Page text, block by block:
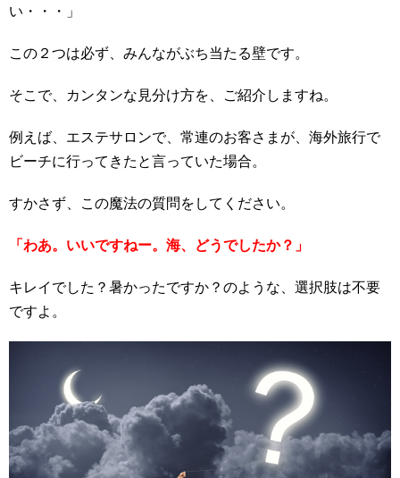
い・・・」
この２つは必ず、みんながぶち当たる壁です。
そこで、カンタンな見分け方を、ご紹介しますね。
例えば、エステサロンで、常連のお客さまが、海外旅行で
ビーチに行ってきたと言っていた場合。
すかさず、この魔法の質問をしてください。
「わあ。いいですねー。海、どうでしたか？」
キレイでした？暑かったですか？のような、選択肢は不要
ですよ。